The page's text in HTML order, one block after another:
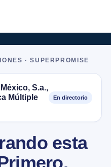
· SUPERPROMISE
S.a.,
Múltiple
En directorio
esta